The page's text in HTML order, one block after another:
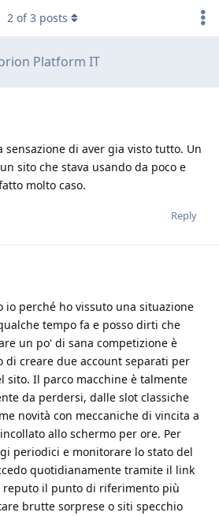
Platform IT
2 of3 posts
sensazione di aver gia visto tutto. Un
sito che stava usando da poco e
molto caso.
Reply
io perché ho vissuto una situazione
tempo fa e posso dirti che
un po' di sana competizione è
di creare due account separati per
sito. Il parco macchine è talmente
da perdersi, dalle slot classiche
novità con meccaniche di vincita a
allo schermo per ore. Per
periodici e monitorare lo stato del
quotidianamente tramite il link
reputo il punto di riferimento più
brutte sorprese o siti specchio